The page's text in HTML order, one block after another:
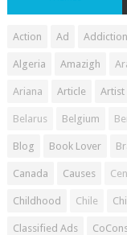
Action Ad
Algeria Amazigh
Ariana Article Artist
Belarus Belgium
Blog Book Lover
Canada Causes
Childhood Chile
Classified Ads